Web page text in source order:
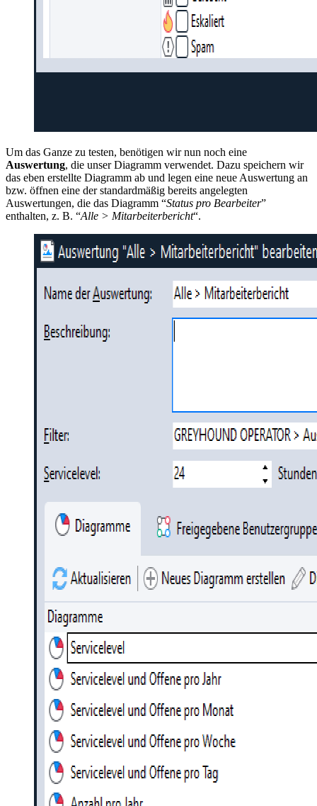
Um das Ganze zu testen, benötigen wir nun noch eine
Auswertung, die unser Diagramm verwendet. Dazu speichern wir
das eben erstellte Diagramm ab und legen eine neue Auswertung an
bzw. öffnen eine der standardmäßig bereits angelegten
Auswertungen, die das Diagramm “Status pro Bearbeiter”
enthalten, z. B. “Alle > Mitarbeiterbericht“.